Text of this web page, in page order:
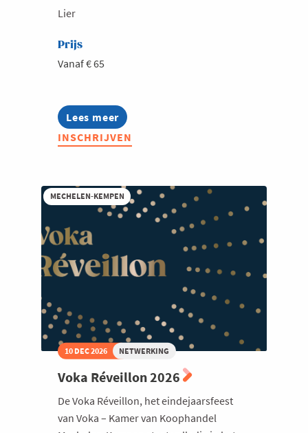
Lier
Prijs
Vanaf € 65
Lees meer
about
Comedy
Night
met
Steven
Goegebeur
INSCHRIJVEN
MECHELEN-KEMPEN
10 DEC 2026 NETWERKING
Voka Réveillon 2026
De Voka Réveillon, het eindejaarsfeest
van Voka – Kamer van Koophandel